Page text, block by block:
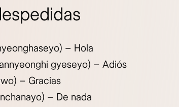
– Hola
gyeseyo) – Adiós
– Gracias
– De nada